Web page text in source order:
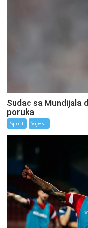
Sudac sa Mundijala
poruka
Sport Vijesti